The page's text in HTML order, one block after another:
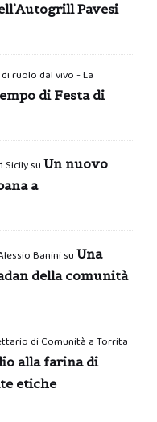
Pavesi
ruolo dal vivo - La
di Festa di
Sicilysu Un nuovo
a
Banini su Una
della comunità
di Comunità a Torrita
alla farina di
etiche